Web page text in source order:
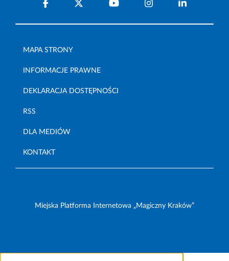
MAPA STRONY
INFORMACJE PRAWNE
DEKLARACJA DOSTĘPNOŚCI
RSS
DLA MEDIÓW
KONTAKT
Miejska Platforma Internetowa „Magiczny Kraków”